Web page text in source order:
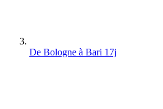
De Bologne à Bari 17j